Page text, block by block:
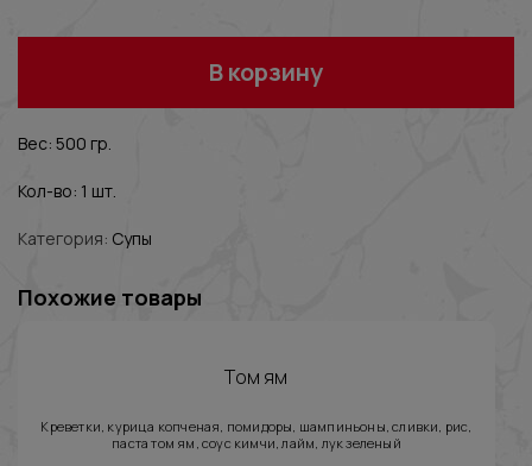
В корзину
Вес: 500 гр.
Кол-во: 1 шт.
Категория: Супы
Похожие товары
Том ям
Креветки, курица копченая, помидоры, шампиньоны, сливки, рис,
паста том ям, соус кимчи, лайм, лук зеленый